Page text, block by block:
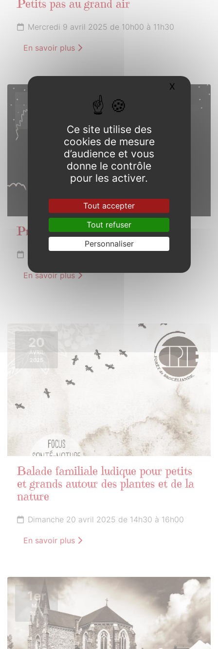
Petits pas au grand air
Mercredi 9 avril 2025 de 10h00 à 11h30
En savoir plus
Projection débat
En savoir plus
20
AVRIL
2025
Balade familiale ludique pour petits
et grands autour des plantes et de la
nature
Dimanche 20 avril 2025 de 14h30 à 16h00
En savoir plus
1er
MAI
2025
Ce site utilise des
cookies de mesure
d’audience et vous
donne le contrôle
pour les activer.
Tout accepter
Tout refuser
Personnaliser
X Masquer